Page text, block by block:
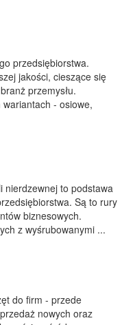
przedsiębiorstwa.
jakości, cieszące się
przemysłu.
wariantach - osiowe,
nierdzewnej to podstawa
Są to rury
biznesowych.
z wyśrubowanymi ...
do firm - przede
nowych oraz